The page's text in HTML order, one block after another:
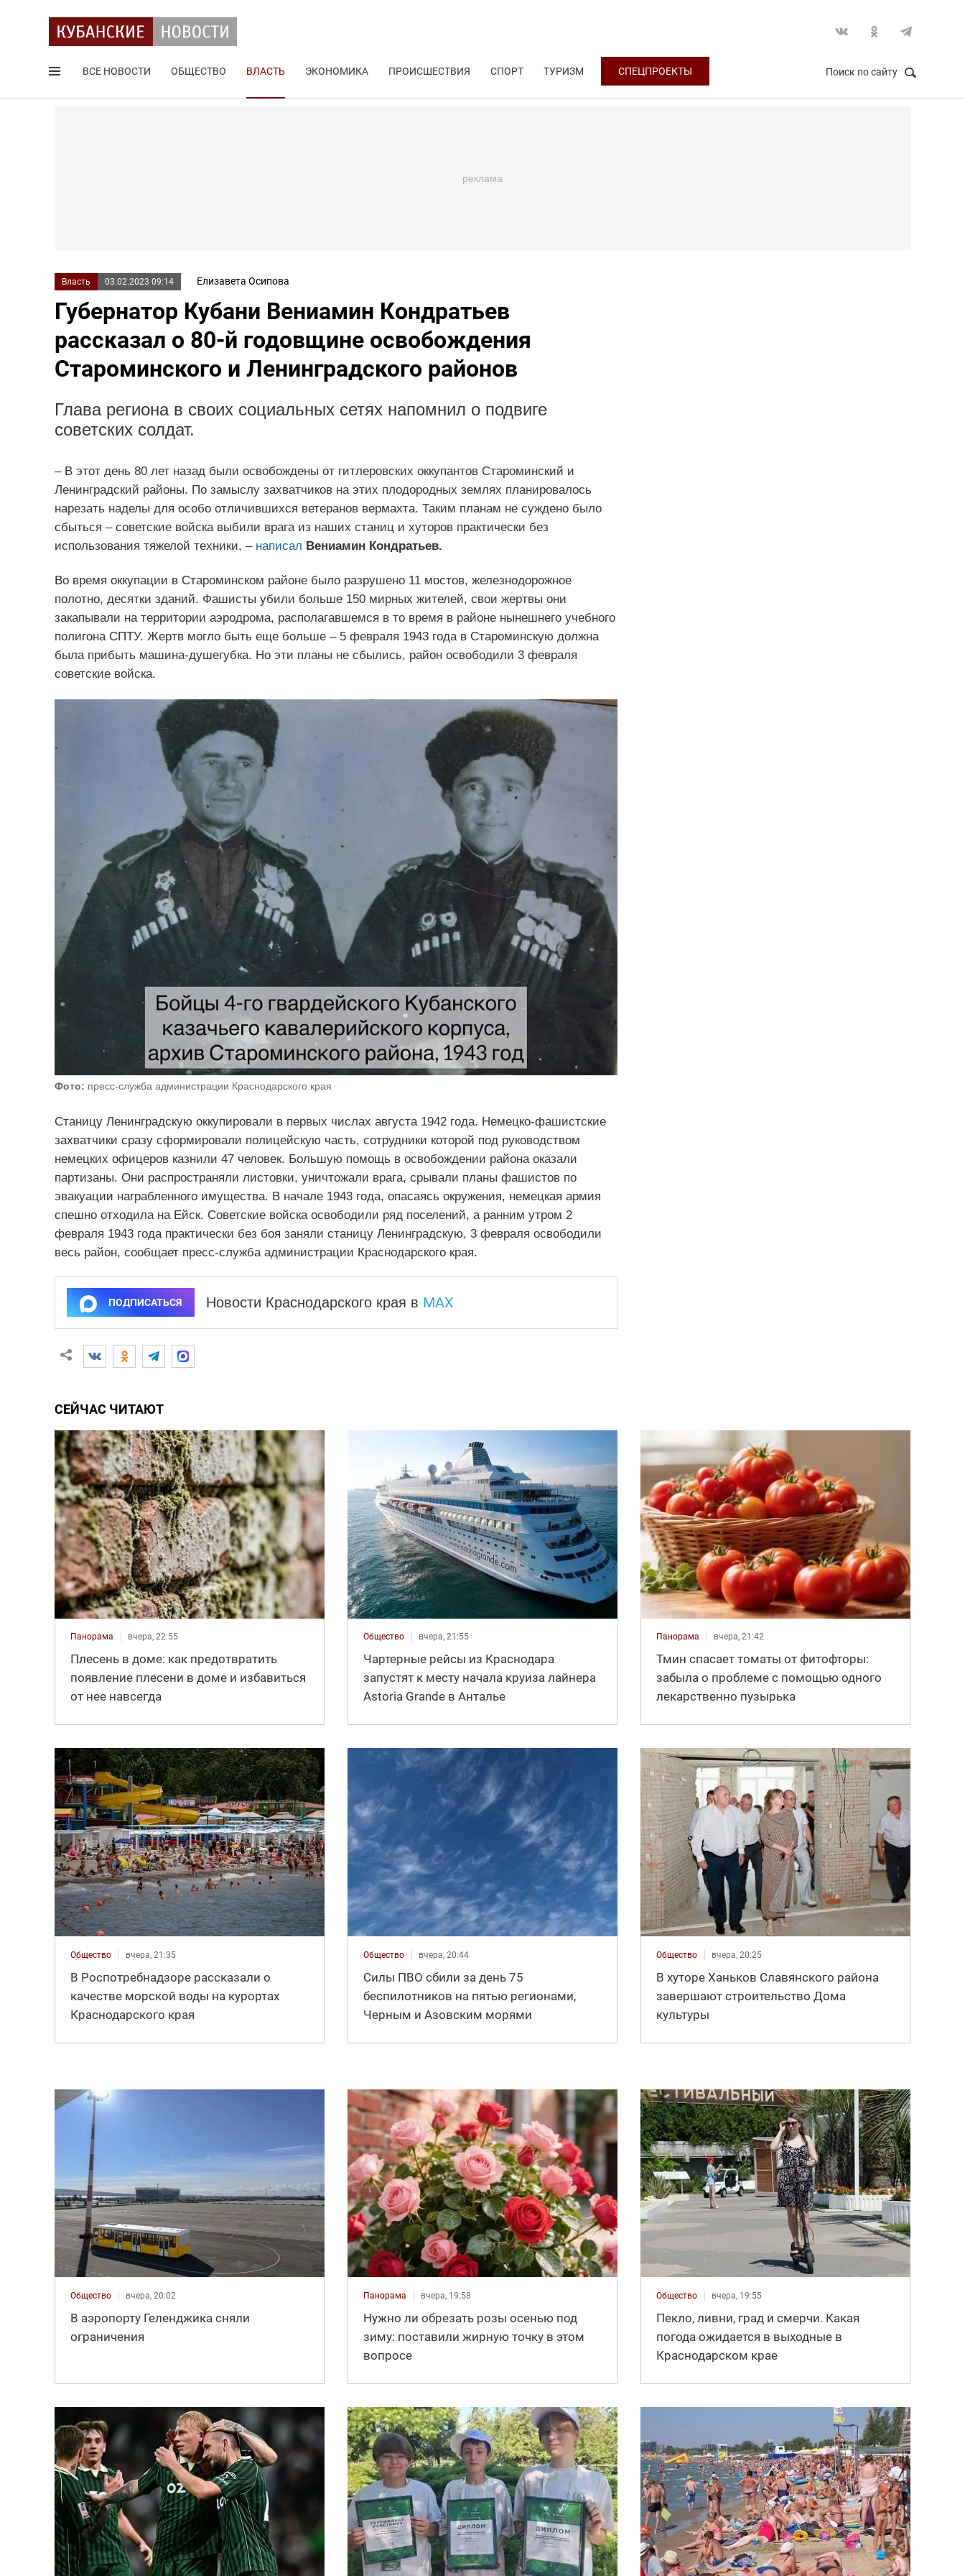
ВСЕ НОВОСТИ ОБЩЕСТВО ВЛАСТЬ ЭКОНОМИКА ПРОИСШЕСТВИЯ СПОРТ ТУРИЗМ СПЕЦПРОЕКТЫ Поиск по сайту
Власть 03.02.2023 09:14 Елизавета Осипова
Губернатор Кубани Вениамин Кондратьев
рассказал о 80-й годовщине освобождения
Староминского и Ленинградского районов
Глава региона в своих социальных сетях напомнил о подвиге
советских солдат.
– В этот день 80 лет назад были освобождены от гитлеровских оккупантов Староминский и
Ленинградский районы. По замыслу захватчиков на этих плодородных землях планировалось
нарезать наделы для особо отличившихся ветеранов вермахта. Таким планам не суждено было
сбыться – советские войска выбили врага из наших станиц и хуторов практически без
использования тяжелой техники, – написал Вениамин Кондратьев.
Во время оккупации в Староминском районе было разрушено 11 мостов, железнодорожное
полотно, десятки зданий. Фашисты убили больше 150 мирных жителей, свои жертвы они
закапывали на территории аэродрома, располагавшемся в то время в районе нынешнего учебного
полигона СПТУ. Жертв могло быть еще больше – 5 февраля 1943 года в Староминскую должна
была прибыть машина-душегубка. Но эти планы не сбылись, район освободили 3 февраля
советские войска.
Фото: пресс-служба администрации Краснодарского края
Станицу Ленинградскую оккупировали в первых числах августа 1942 года. Немецко-фашистские
захватчики сразу сформировали полицейскую часть, сотрудники которой под руководством
немецких офицеров казнили 47 человек. Большую помощь в освобождении района оказали
партизаны. Они распространяли листовки, уничтожали врага, срывали планы фашистов по
эвакуации награбленного имущества. В начале 1943 года, опасаясь окружения, немецкая армия
спешно отходила на Ейск. Советские войска освободили ряд поселений, а ранним утром 2
февраля 1943 года практически без боя заняли станицу Ленинградскую, 3 февраля освободили
весь район, сообщает пресс-служба администрации Краснодарского края.
ПОДПИСАТЬСЯ Новости Краснодарского края в MAX
СЕЙЧАС ЧИТАЮТ
Панорама вчера, 22:55
Плесень в доме: как предотвратить
появление плесени в доме и избавиться
от нее навсегда
Общество вчера, 21:55
Чартерные рейсы из Краснодара
запустят к месту начала круиза лайнера
Astoria Grande в Анталье
Панорама вчера, 21:42
Тмин спасает томаты от фитофторы:
забыла о проблеме с помощью одного
лекарственно пузырька
Общество вчера, 21:35
В Роспотребнадзоре рассказали о
качестве морской воды на курортах
Краснодарского края
Общество вчера, 20:44
Силы ПВО сбили за день 75
беспилотников на пятью регионами,
Черным и Азовским морями
Общество вчера, 20:25
В хуторе Ханьков Славянского района
завершают строительство Дома
культуры
Общество вчера, 20:02
В аэропорту Геленджика сняли
ограничения
Панорама вчера, 19:58
Нужно ли обрезать розы осенью под
зиму: поставили жирную точку в этом
вопросе
Общество вчера, 19:55
Пекло, ливни, град и смерчи. Какая
погода ожидается в выходные в
Краснодарском крае